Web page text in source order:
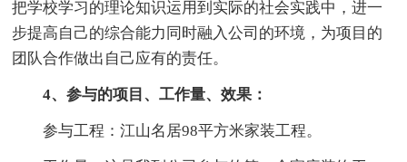
把学校学习的理论知识运用到实际的社会实践中，进一
步提高自己的综合能力同时融入公司的环境，为项目的
团队合作做出自己应有的责任。
4、参与的项目、工作量、效果：
参与工程：江山名居98平方米家装工程。